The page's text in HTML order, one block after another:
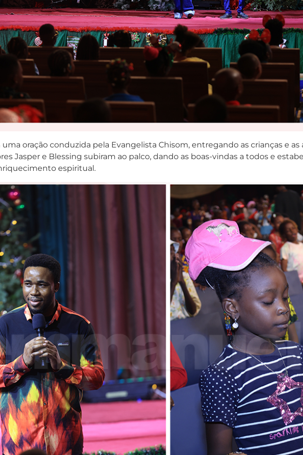
oração conduzida pela Evangelista Chisom, entregando as crianças e
Jasper e Blessing subiram ao palco, dando as boas-vindas a todos e
espiritual.